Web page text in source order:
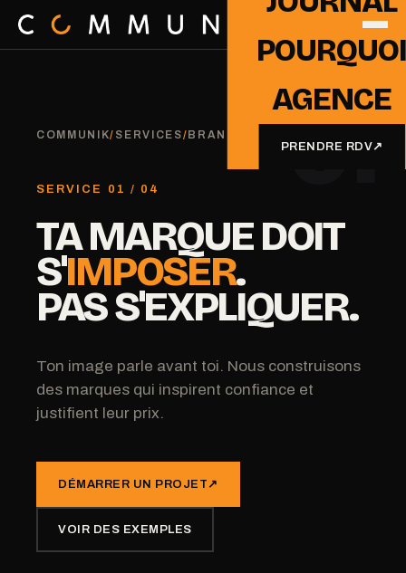
AGENCE
PRENDRE RDV↗
01
COMMUNIK/ SERVICES/ BRANDING & IDENTITÉ
SERVICE 01 / 04
TA MARQUE DOIT
S'IMPOSER.
PAS S'EXPLIQUER.
Ton image parle avant toi. Nous construisons
des marques qui inspirent confiance et
justifient leur prix.
DÉMARRER UN PROJET ↗
VOIR DES EXEMPLES